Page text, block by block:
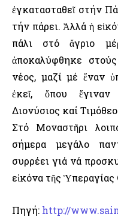
ἐγκατασταθεῖ στήν
τήν πάρει. Ἀλλά ἡ
πάλι στό ἄγριο
ἀποκαλύφθηκε
νέος, μαζί μέ ἕναν
ἐκεῖ, ὅπου ἔγιναν
Διονύσιος καί
Στό Μοναστῆρι
σήμερα μεγάλο
συρρέει γιά νά
εἰκόνα τῆς
Πηγή: http://